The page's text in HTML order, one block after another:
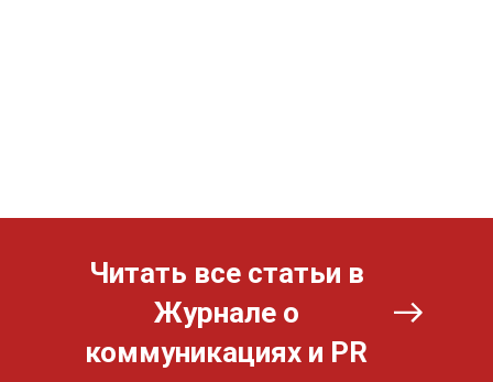
Читать все статьи в
Журнале о
коммуникациях и PR